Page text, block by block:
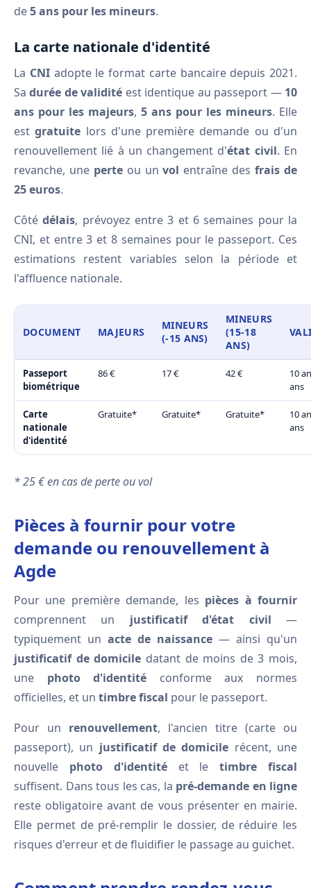
de5 ans pour les mineurs.
La carte nationale d'identité
La CNIadopte le format carte bancaire depuis 2021.
Sadurée de validité est identique au passeport — 10
ans pour les majeurs, 5 ans pour les mineurs. Elle
estgratuite lors d'une première demande ou d'un
renouvellement lié à un changement d'état civil. En
revanche, une perteou unvol entraîne desfrais de
25 euros.
Côtédélais, prévoyez entre 3 et 6 semaines pour la
CNI, et entre 3 et 8 semaines pour le passeport. Ces
estimations restent variables selon la période et
l'affluence nationale.
DOCUMENT MAJEURS
MINEURS
(-15 ANS)
MINEURS
(15-18
ANS)
Passeport
biométrique
86 € 17 € 42 €
10
ans
Carte
nationale
d'identité
Gratuite* Gratuite* Gratuite*
10
ans
* 25 € en cas de perte ou vol
Pièces à fournir pour votre
demande ou renouvellement à
Agde
Pour une première demande, les pièces à fournir
comprennent un justificatif d'état civil —
typiquement un acte de naissance — ainsi qu'un
justificatif de domicile datant de moins de 3 mois,
une photo d'identité conforme aux normes
officielles, et un timbre fiscal pour le passeport.
Pour un renouvellement, l'ancien titre (carte ou
passeport), un justificatif de domicile récent, une
nouvelle photo d'identitéet letimbre fiscal
suffisent. Dans tous les cas, la pré-demande en ligne
reste obligatoire avant de vous présenter en mairie.
Elle permet de pré-remplir le dossier, de réduire les
risques d'erreur et de fluidifier le passage au guichet.